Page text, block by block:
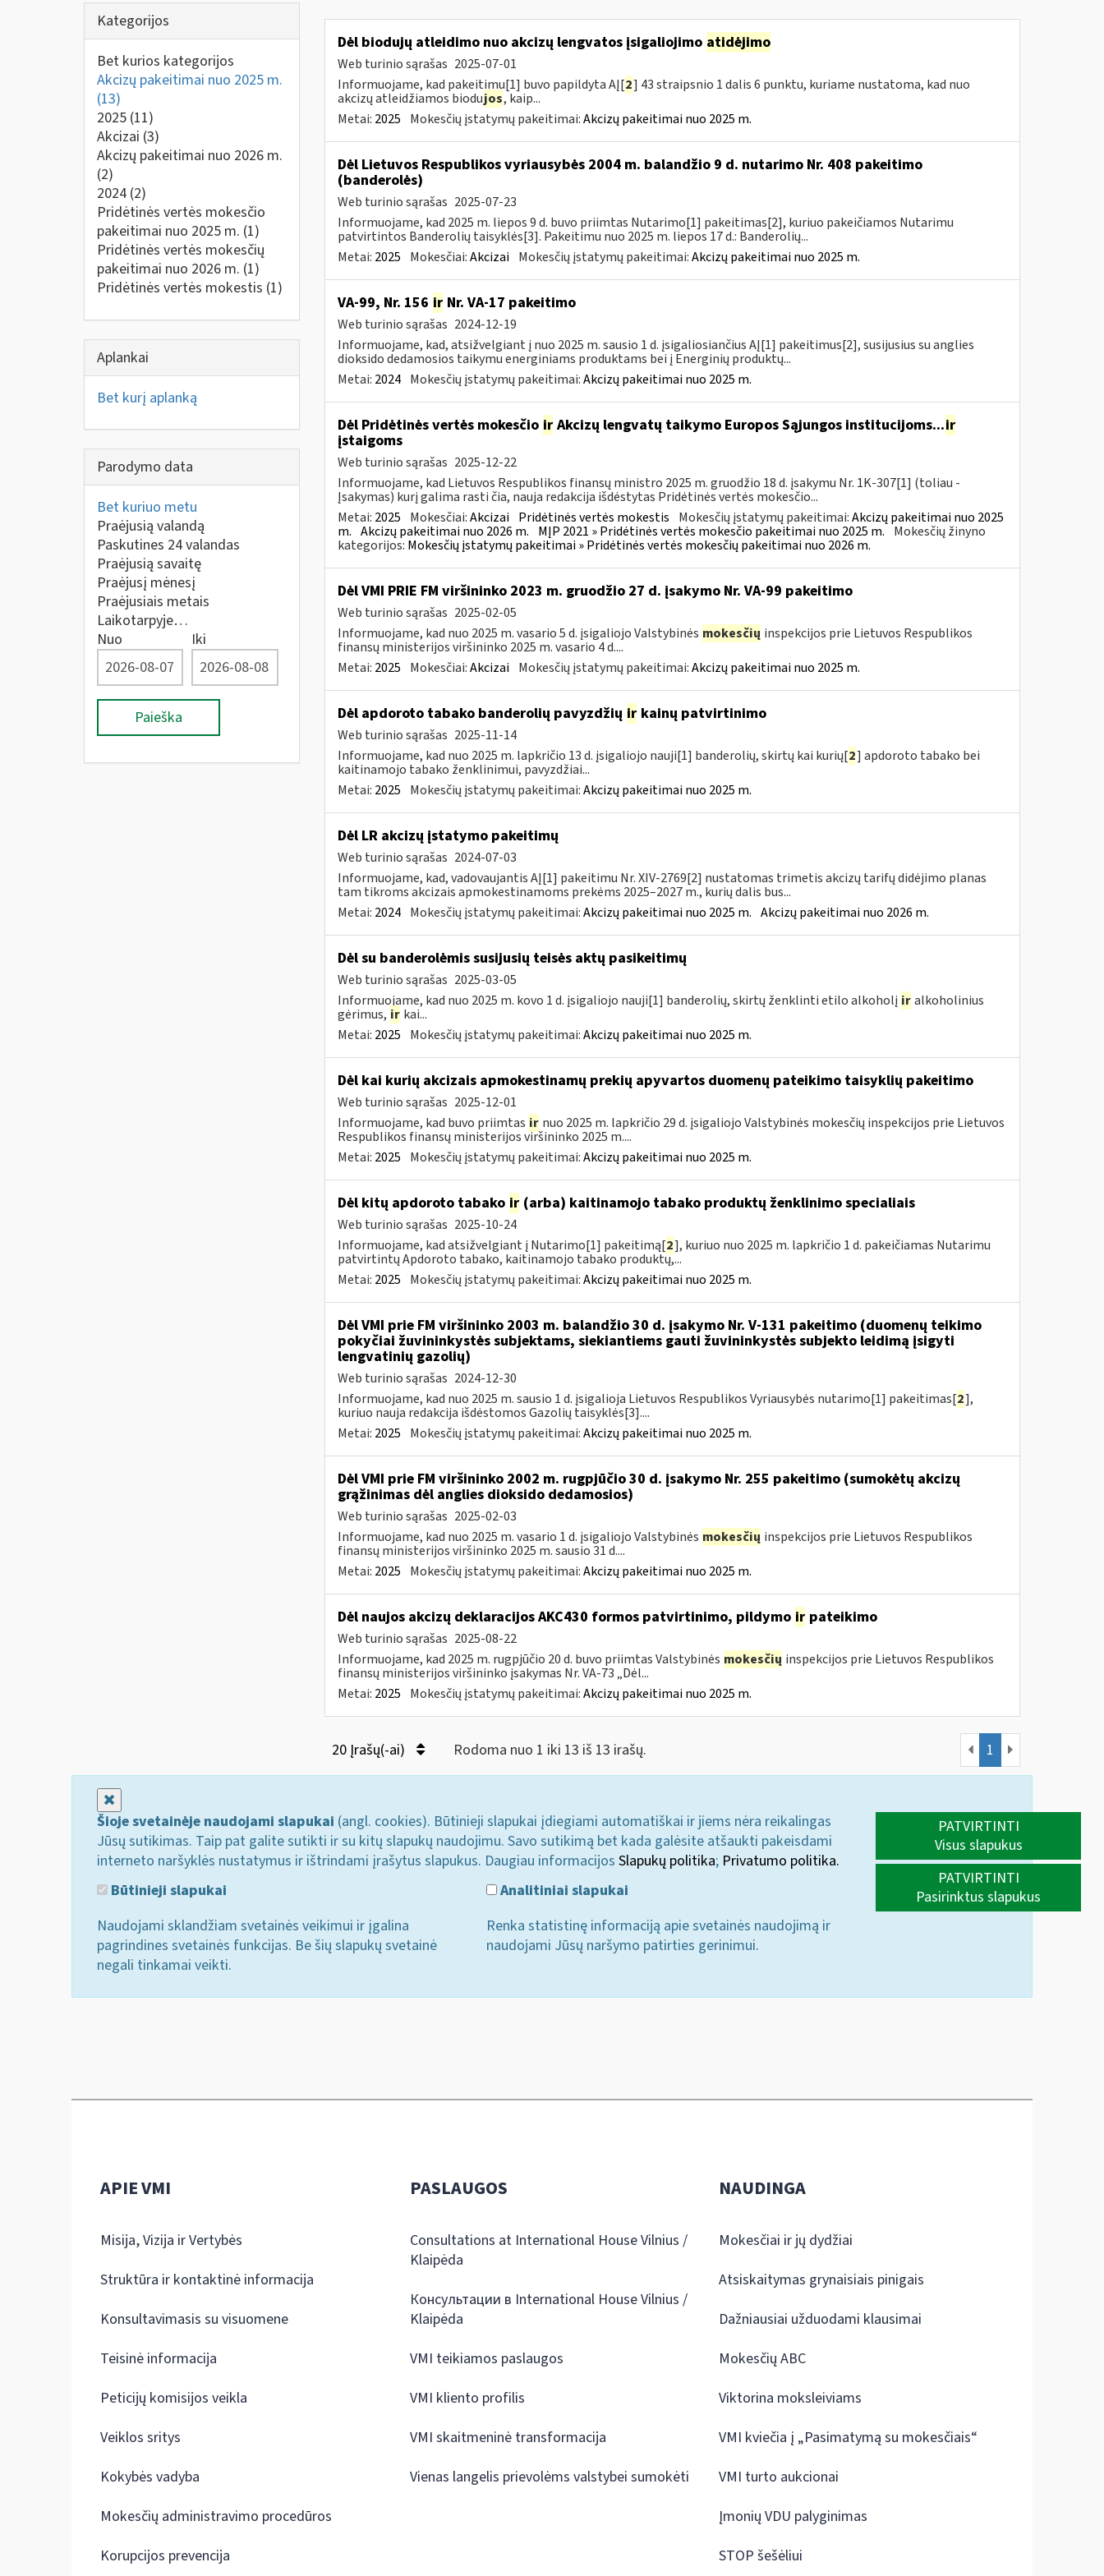
Kategorijos
Bet kurios kategorijos
Akcizų pakeitimai nuo 2025 m.
(13)
2025 (11)
Akcizai (3)
Akcizų pakeitimai nuo 2026 m.
(2)
2024 (2)
Pridėtinės vertės mokesčio
pakeitimai nuo 2025 m. (1)
Pridėtinės vertės mokesčių
pakeitimai nuo 2026 m. (1)
Pridėtinės vertės mokestis (1)
Aplankai
Bet kurį aplanką
Parodymo data
Bet kuriuo metu
Praėjusią valandą
Paskutines 24 valandas
Praėjusią savaitę
Praėjusį mėnesį
Praėjusiais metais
Laikotarpyje…
Nuo
Iki
Paieška
Dėl biodujų atleidimo nuo akcizų lengvatos įsigaliojimo atidėjimo
Web turinio sąrašas 2025-07-01
Informuojame, kad pakeitimu[1] buvo papildyta AĮ[2] 43 straipsnio 1 dalis 6 punktu, kuriame nustatoma, kad nuo
akcizų atleidžiamos biodujos, kaip...
Metai: 2025 Mokesčių įstatymų pakeitimai:Akcizų pakeitimai nuo 2025 m.
Dėl Lietuvos Respublikos vyriausybės 2004 m. balandžio 9 d. nutarimo Nr. 408 pakeitimo
(banderolės)
Web turinio sąrašas 2025-07-23
Informuojame, kad 2025 m. liepos 9 d. buvo priimtas Nutarimo[1] pakeitimas[2], kuriuo pakeičiamos Nutarimu
patvirtintos Banderolių taisyklės[3]. Pakeitimu nuo 2025 m. liepos 17 d.: Banderolių...
Metai: 2025 Mokesčiai:Akcizai Mokesčių įstatymų pakeitimai:Akcizų pakeitimai nuo 2025 m.
VA-99, Nr. 156 irNr. VA-17 pakeitimo
Web turinio sąrašas 2024-12-19
Informuojame, kad, atsižvelgiant į nuo 2025 m. sausio 1 d. įsigaliosiančius AĮ[1] pakeitimus[2], susijusius su anglies
dioksido dedamosios taikymu energiniams produktams bei į Energinių produktų...
Metai: 2024 Mokesčių įstatymų pakeitimai:Akcizų pakeitimai nuo 2025 m.
Dėl Pridėtinės vertės mokesčio irAkcizų lengvatų taikymo Europos Sąjungos institucijoms...ir
įstaigoms
Web turinio sąrašas 2025-12-22
Informuojame, kad Lietuvos Respublikos finansų ministro 2025 m. gruodžio 18 d. įsakymu Nr. 1K-307[1] (toliau -
Įsakymas) kurį galima rasti čia, nauja redakcija išdėstytas Pridėtinės vertės mokesčio...
Metai: 2025 Mokesčiai:Akcizai Pridėtinės vertės mokestis Mokesčių įstatymų pakeitimai:Akcizų pakeitimai nuo 2025
m. Akcizų pakeitimai nuo 2026 m. MĮP 2021 » Pridėtinės vertės mokesčio pakeitimai nuo 2025 m. Mokesčių žinyno
kategorijos: Mokesčių įstatymų pakeitimai » Pridėtinės vertės mokesčių pakeitimai nuo 2026 m.
Dėl VMI PRIE FM viršininko 2023 m. gruodžio 27 d. įsakymo Nr. VA-99 pakeitimo
Web turinio sąrašas 2025-02-05
Informuojame, kad nuo 2025 m. vasario 5 d. įsigaliojo Valstybinės mokesčių inspekcijos prie Lietuvos Respublikos
finansų ministerijos viršininko 2025 m. vasario 4 d....
Metai: 2025 Mokesčiai:Akcizai Mokesčių įstatymų pakeitimai:Akcizų pakeitimai nuo 2025 m.
Dėl apdoroto tabako banderolių pavyzdžių irkainų patvirtinimo
Web turinio sąrašas 2025-11-14
Informuojame, kad nuo 2025 m. lapkričio 13 d. įsigaliojo nauji[1] banderolių, skirtų kai kurių[2] apdoroto tabako bei
kaitinamojo tabako ženklinimui, pavyzdžiai...
Metai: 2025 Mokesčių įstatymų pakeitimai:Akcizų pakeitimai nuo 2025 m.
Dėl LR akcizų įstatymo pakeitimų
Web turinio sąrašas 2024-07-03
Informuojame, kad, vadovaujantis AĮ[1] pakeitimu Nr. XIV-2769[2] nustatomas trimetis akcizų tarifų didėjimo planas
tam tikroms akcizais apmokestinamoms prekėms 2025–2027 m., kurių dalis bus...
Metai: 2024 Mokesčių įstatymų pakeitimai:Akcizų pakeitimai nuo 2025 m. Akcizų pakeitimai nuo 2026 m.
Dėl su banderolėmis susijusių teisės aktų pasikeitimų
Web turinio sąrašas 2025-03-05
Informuojame, kad nuo 2025 m. kovo 1 d. įsigaliojo nauji[1] banderolių, skirtų ženklinti etilo alkoholį ir alkoholinius
gėrimus, ir kai...
Metai: 2025 Mokesčių įstatymų pakeitimai:Akcizų pakeitimai nuo 2025 m.
Dėl kai kurių akcizais apmokestinamų prekių apyvartos duomenų pateikimo taisyklių pakeitimo
Web turinio sąrašas 2025-12-01
Informuojame, kad buvo priimtas ir nuo 2025 m. lapkričio 29 d. įsigaliojo Valstybinės mokesčių inspekcijos prie Lietuvos
Respublikos finansų ministerijos viršininko 2025 m....
Metai: 2025 Mokesčių įstatymų pakeitimai:Akcizų pakeitimai nuo 2025 m.
Dėl kitų apdoroto tabako ir(arba) kaitinamojo tabako produktų ženklinimo specialiais
Web turinio sąrašas 2025-10-24
Informuojame, kad atsižvelgiant į Nutarimo[1] pakeitimą[2], kuriuo nuo 2025 m. lapkričio 1 d. pakeičiamas Nutarimu
patvirtintų Apdoroto tabako, kaitinamojo tabako produktų,...
Metai: 2025 Mokesčių įstatymų pakeitimai:Akcizų pakeitimai nuo 2025 m.
Dėl VMI prie FM viršininko 2003 m. balandžio 30 d. įsakymo Nr. V-131 pakeitimo (duomenų teikimo
pokyčiai žuvininkystės subjektams, siekiantiems gauti žuvininkystės subjekto leidimą įsigyti
lengvatinių gazolių)
Web turinio sąrašas 2024-12-30
Informuojame, kad nuo 2025 m. sausio 1 d. įsigalioja Lietuvos Respublikos Vyriausybės nutarimo[1] pakeitimas[2],
kuriuo nauja redakcija išdėstomos Gazolių taisyklės[3]....
Metai: 2025 Mokesčių įstatymų pakeitimai:Akcizų pakeitimai nuo 2025 m.
Dėl VMI prie FM viršininko 2002 m. rugpjūčio 30 d. įsakymo Nr. 255 pakeitimo (sumokėtų akcizų
grąžinimas dėl anglies dioksido dedamosios)
Web turinio sąrašas 2025-02-03
Informuojame, kad nuo 2025 m. vasario 1 d. įsigaliojo Valstybinės mokesčių inspekcijos prie Lietuvos Respublikos
finansų ministerijos viršininko 2025 m. sausio 31 d....
Metai: 2025 Mokesčių įstatymų pakeitimai:Akcizų pakeitimai nuo 2025 m.
Dėl naujos akcizų deklaracijos AKC430 formos patvirtinimo, pildymo irpateikimo
Web turinio sąrašas 2025-08-22
Informuojame, kad 2025 m. rugpjūčio 20 d. buvo priimtas Valstybinės mokesčių inspekcijos prie Lietuvos Respublikos
finansų ministerijos viršininko įsakymas Nr. VA-73 „Dėl...
Metai: 2025 Mokesčių įstatymų pakeitimai:Akcizų pakeitimai nuo 2025 m.
20 Įrašų(-ai) Rodoma nuo 1 iki 13 iš 13 irašų. 1
Šioje svetainėje naudojami slapukai (angl. cookies). Būtinieji slapukai įdiegiami automatiškai ir jiems nėra reikalingas
Jūsų sutikimas. Taip pat galite sutikti ir su kitų slapukų naudojimu. Savo sutikimą bet kada galėsite atšaukti pakeisdami
interneto naršyklės nustatymus ir ištrindami įrašytus slapukus. Daugiau informacijos Slapukų politika; Privatumo politika.
Būtinieji slapukai
Naudojami sklandžiam svetainės veikimui ir įgalina
pagrindines svetainės funkcijas. Be šių slapukų svetainė
negali tinkamai veikti.
Analitiniai slapukai
Renka statistinę informaciją apie svetainės naudojimą ir
naudojami Jūsų naršymo patirties gerinimui.
PATVIRTINTI
Visus slapukus
PATVIRTINTI
Pasirinktus slapukus
APIE VMI
Misija, Vizija ir Vertybės
Struktūra ir kontaktinė informacija
Konsultavimasis su visuomene
Teisinė informacija
Peticijų komisijos veikla
Veiklos sritys
Kokybės vadyba
Mokesčių administravimo procedūros
Korupcijos prevencija
PASLAUGOS
Consultations at International House Vilnius /
Klaipėda
Консультации в International House Vilnius /
Klaipėda
VMI teikiamos paslaugos
VMI kliento profilis
VMI skaitmeninė transformacija
Vienas langelis prievolėms valstybei sumokėti
NAUDINGA
Mokesčiai ir jų dydžiai
Atsiskaitymas grynaisiais pinigais
Dažniausiai užduodami klausimai
Mokesčių ABC
Viktorina moksleiviams
VMI kviečia į „Pasimatymą su mokesčiais“
VMI turto aukcionai
Įmonių VDU palyginimas
STOP šešėliui